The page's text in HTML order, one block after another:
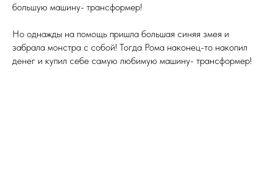
большую машину- трансформер!
Но однажды на помощь пришла большая синяя змея и
забрала монстра с собой! Тогда Рома наконец-то накопил
денег и купил себе самую любимую машину- трансформер!